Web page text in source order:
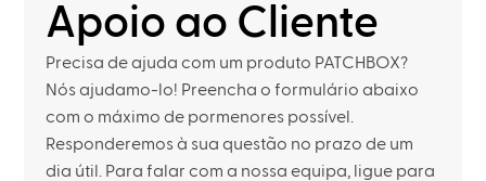
Apoio ao Cliente
Precisa de ajuda com um produto PATCHBOX?
Nós ajudamo-lo! Preencha o formulário abaixo
com o máximo de pormenores possível.
Responderemos à sua questão no prazo de um
dia útil. Para falar com a nossa equipa, ligue para